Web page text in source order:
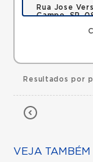
Rua Jose
Campo, SP,
Resultados por
VEJA TAMBÉM